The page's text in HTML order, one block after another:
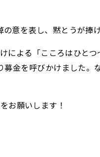
意を表し、黙とうが捧
による「こころはひと
金を呼びかけました。
お願いします！